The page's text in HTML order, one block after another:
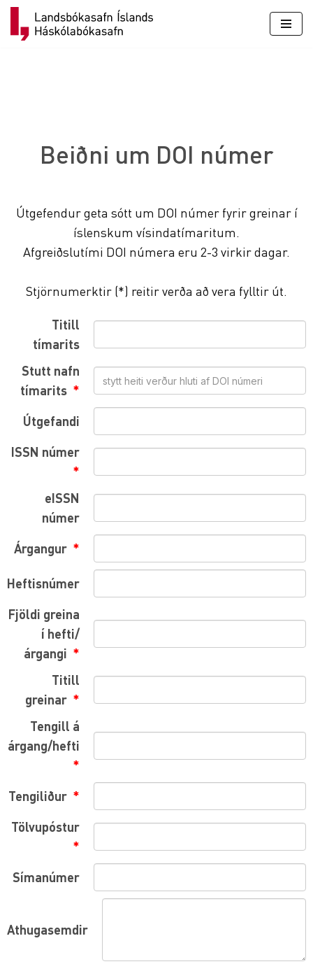
Skip
Beiðni um DOI númer
Útgefendur geta sótt um DOI númer fyrir greinar í
íslenskum vísindatímaritum.
Afgreiðslutími DOI númera eru 2-3 virkir dagar.
Stjörnumerktir (*) reitir verða að vera fylltir út.
Titill
tímarits
Stutt nafn
tímarits
Útgefandi
ISSN númer
eISSN
númer
Árgangur
Heftisnúmer
Fjöldi greina
í hefti/
árgangi
Titill
greinar
Tengill á
árgang/hefti
Tengiliður
Tölvupóstur
Símanúmer
Athugasemdir